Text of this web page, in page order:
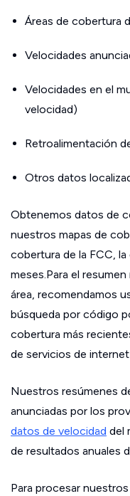
Áreas de cobertura
Velocidades
Velocidades en el
velocidad)
Retroalimentación
Otros datos
Obtenemos datos de
nuestros mapas de
cobertura de la FCC,
meses.Para el
área, recomendamos
búsqueda por código
cobertura más
de servicios de internet
Nuestros resúmenes
anunciadas por los
datos de velocidad del
de resultados anuales
Para procesar